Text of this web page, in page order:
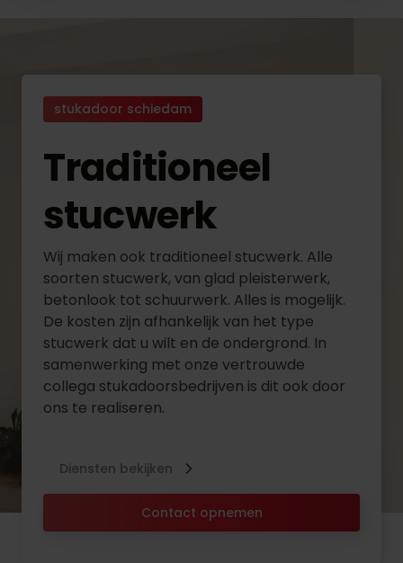
stukadoor schiedam
Traditioneel
stucwerk
Wij maken ook traditioneel stucwerk. Alle
soorten stucwerk, van glad pleisterwerk,
betonlook tot schuurwerk. Alles is mogelijk.
De kosten zijn afhankelijk van het type
stucwerk dat u wilt en de ondergrond. In
samenwerking met onze vertrouwde
collega stukadoorsbedrijven is dit ook door
ons te realiseren.
Contact opnemen
Diensten bekijken